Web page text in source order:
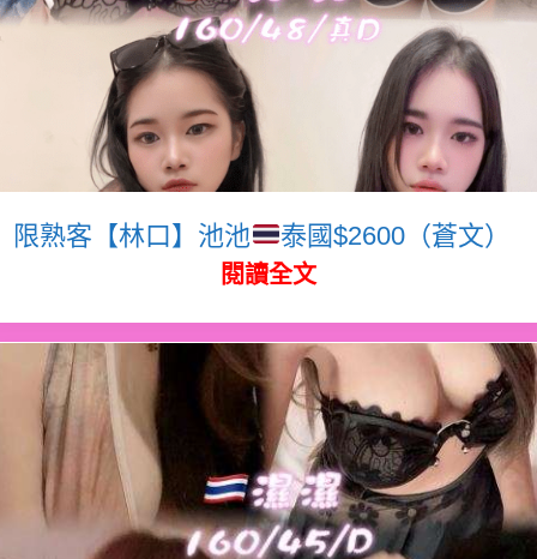
限熟客【林口】池池 泰國$2600（蒼文）
閱讀全文